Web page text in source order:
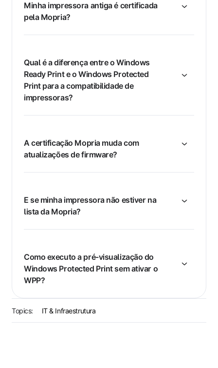
Minha impressora antiga é certificada
pela Mopria?
Qual é a diferença entre o Windows
Ready Print e o Windows Protected
Print para a compatibilidade de
impressoras?
A certificação Mopria muda com
atualizações de firmware?
E se minha impressora não estiver na
lista da Mopria?
Como executo a pré-visualização do
Windows Protected Print sem ativar o
WPP?
Topics: IT & Infraestrutura